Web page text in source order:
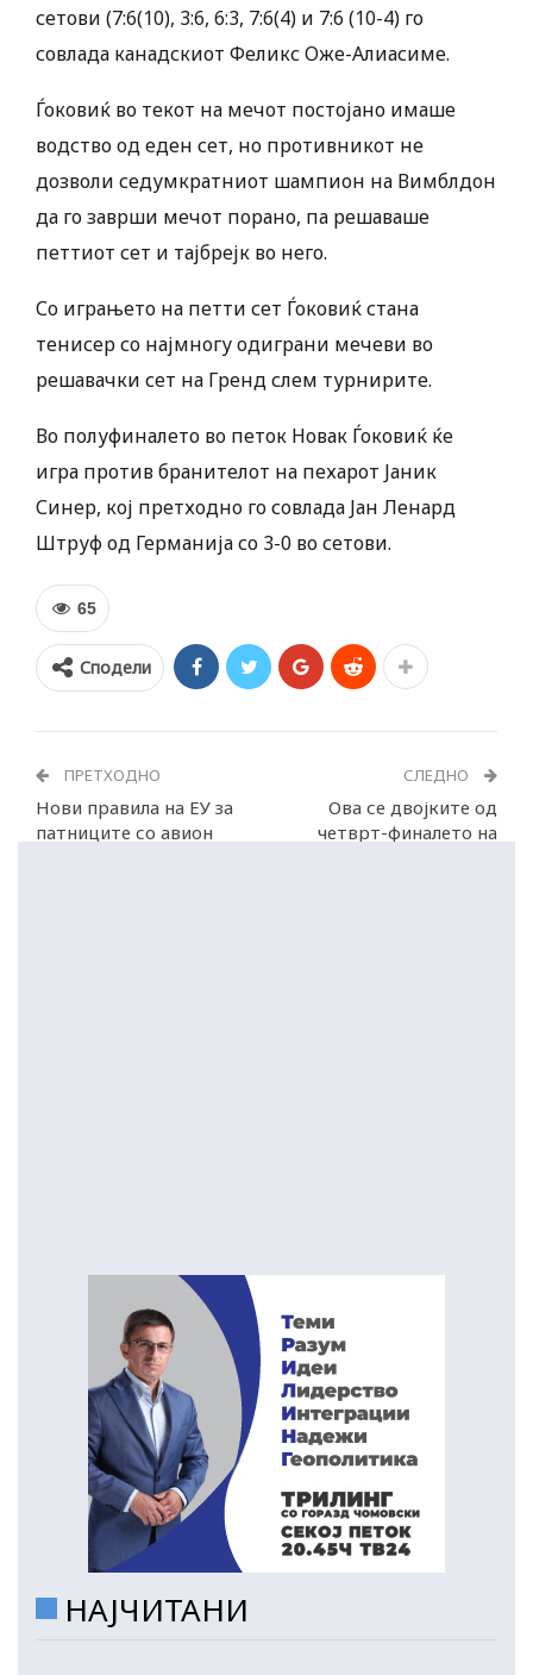
сетови (7:6(10), 3:6, 6:3, 7:6(4) и 7:6 (10-4) го
совлада канадскиот Феликс Оже-Алиасиме.
Ѓоковиќ во текот на мечот постојано имаше
водство од еден сет, но противникот не
дозволи седумкратниот шампион на Вимблдон
да го заврши мечот порано, па решаваше
петтиот сет и тајбрејк во него.
Со играњето на петти сет Ѓоковиќ стана
тенисер со најмногу одиграни мечеви во
решавачки сет на Гренд слем турнирите.
Во полуфиналето во петок Новак Ѓоковиќ ќе
игра против бранителот на пехарот Јаник
Синер, кој претходно го совлада Јан Ленард
Штруф од Германија со 3-0 во сетови.
65
Сподели
ПРЕТХОДНО
Нови правила на ЕУ за
патниците со авион
СЛЕДНО
Ова се двојките од
четврт-финалето на
НАЈЧИТАНИ